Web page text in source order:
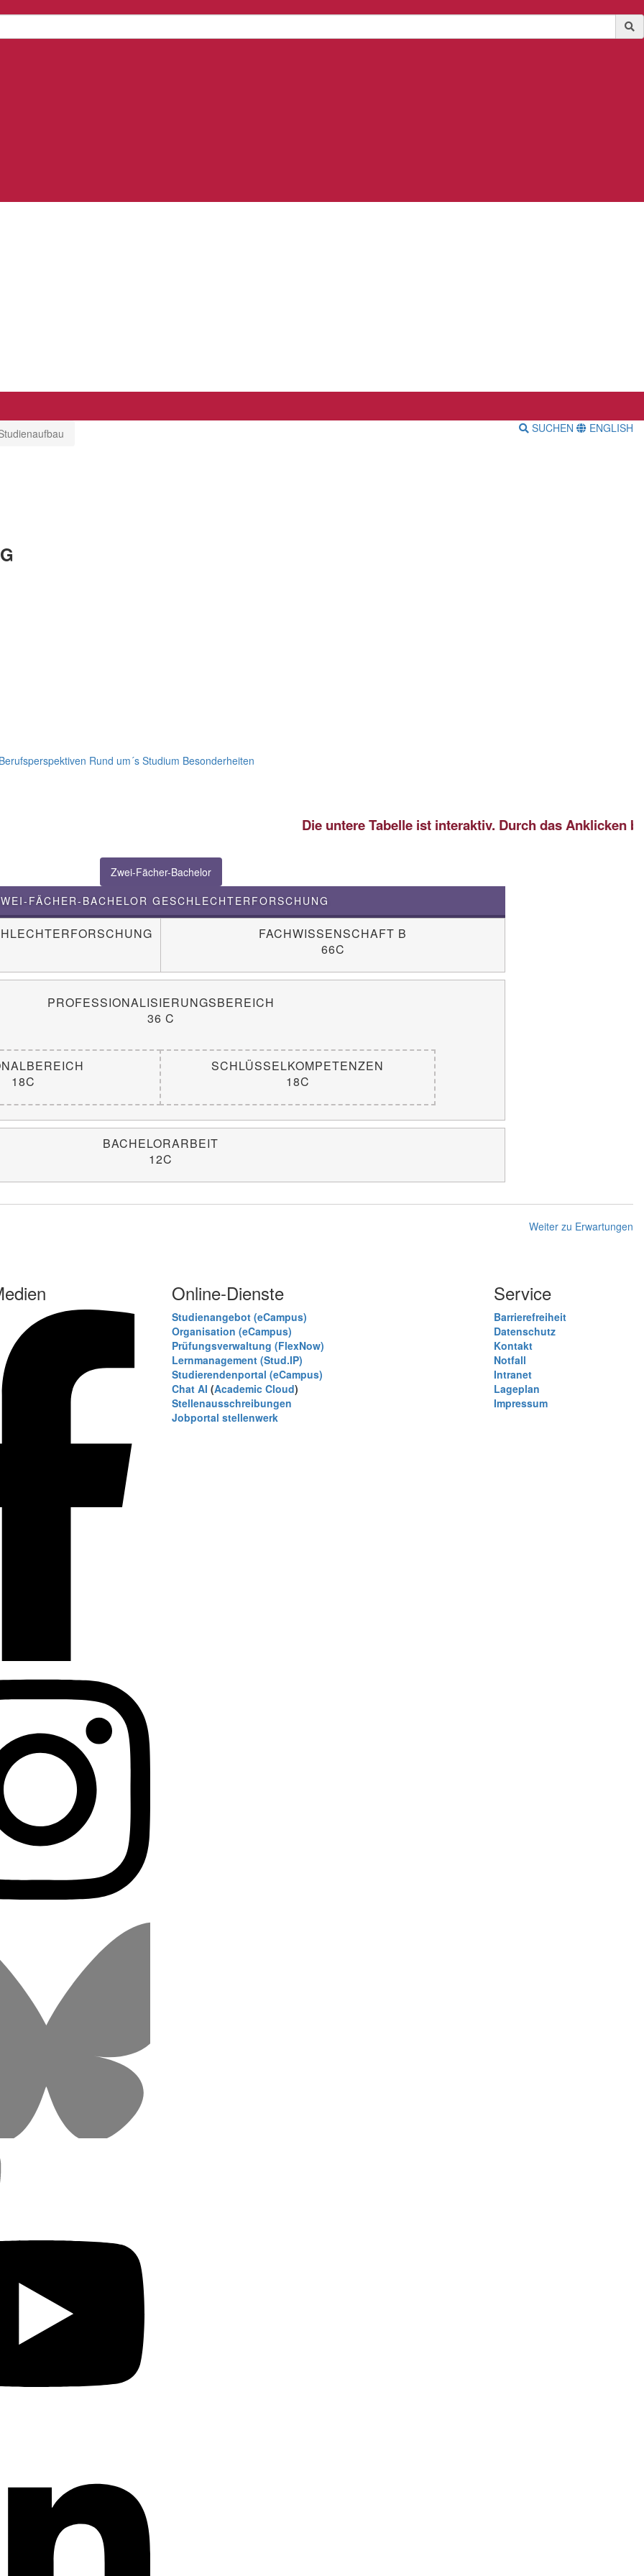
SUCHEN ENGLISH
Rund um´s Studium Besonderheiten
Die untere Tabelle ist interaktiv. Durch das Anklicken
Zwei-Fächer-Bachelor
FÄCHER-BACHELOR GESCHLECHTERFORSCHUNG
FACHWISSENSCHAFT B
66C
PROFESSIONALISIERUNGSBEREICH
36 C
18C
SCHLÜSSELKOMPETENZEN
18C
BACHELORARBEIT
12C
Weiter zu Erwartungen
Online-Dienste
Studienangebot (eCampus)
Organisation (eCampus)
Prüfungsverwaltung (FlexNow)
Lernmanagement (Stud.IP)
Studierendenportal (eCampus)
Chat AI (Academic Cloud)
Stellenausschreibungen
Jobportal stellenwerk
Service
Barrierefreiheit
Datenschutz
Kontakt
Notfall
Intranet
Lageplan
Impressum